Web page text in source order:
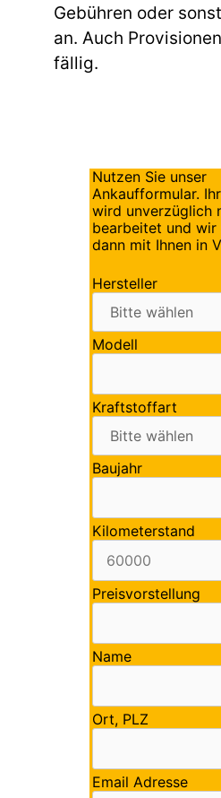
Gebühren oder
an. Auch
fällig.
Nutzen Sie unser
Ankaufformular.
wird unverzüglich
bearbeitet und wir
dann mit Ihnen in
Hersteller
Modell
Kraftstoffart
Baujahr
Kilometerstand
Preisvorstellung
Name
Ort, PLZ
Email Adresse